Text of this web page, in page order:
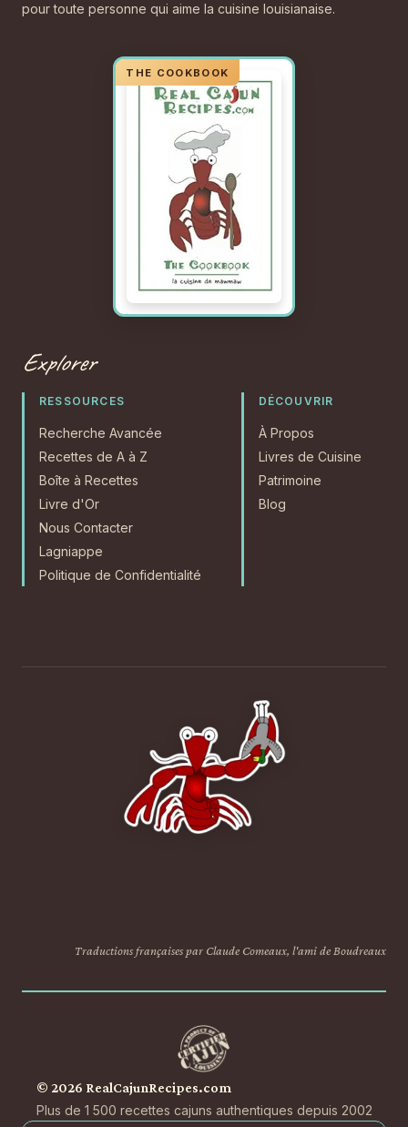
pour toute personne qui aime la cuisine louisianaise.
Explorer
RESSOURCES
Recherche Avancée
Recettes de A à Z
Boîte à Recettes
Livre d'Or
Nous Contacter
Lagniappe
Politique de Confidentialité
DÉCOUVRIR
À Propos
Livres de Cuisine
Patrimoine
Blog
Traductions françaises par Claude Comeaux, l'ami de Boudreaux
© 2026 RealCajunRecipes.com
Plus de 1 500 recettes cajuns authentiques depuis 2002